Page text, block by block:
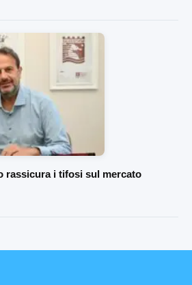
rassicura i tifosi sul mercato